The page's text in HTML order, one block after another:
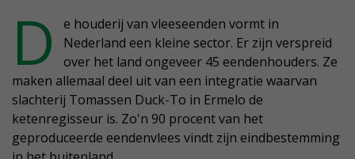
D
e houderij van vleeseenden vormt in
Nederland een kleine sector. Er zijn verspreid
over het land ongeveer 45 eendenhouders. Ze
maken allemaal deel uit van een integratie waarvan
slachterij Tomassen Duck-To in Ermelo de
ketenregisseur is. Zo'n 90 procent van het
geproduceerde eendenvlees vindt zijn eindbestemming